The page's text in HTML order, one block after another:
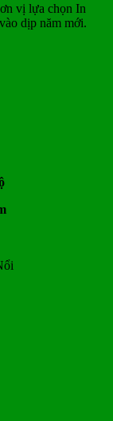
vị lựa chọn In
dịp năm mới.